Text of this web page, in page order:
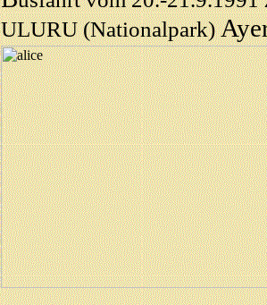
ULURU (Nationalpark)